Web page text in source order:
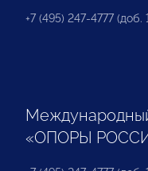
+7 (495) 247-4777 (доб.
«ОПОРЫ